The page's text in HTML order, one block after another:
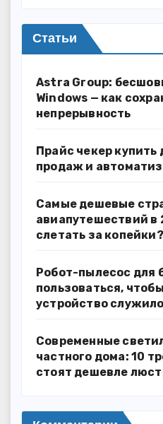
Статьи
Astra Group:
Windows — как
непрерывность
Прайс чекер купить
продаж и
Самые дешевые
авиапутешествий в
слетать за копейки?
Робот-пылесос для
пользоваться,
устройство
Современные
частного дома: 10
стоят дешевле